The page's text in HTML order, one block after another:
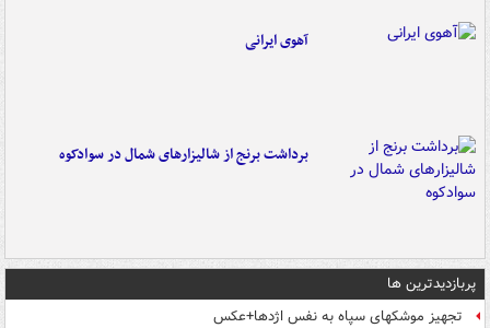
آهوی ایرانی
برداشت برنج از شالیزارهای شمال در سوادکوه
پربازدیدترین ها
تجهیز موشکهای سپاه به نفس اژدها+عکس